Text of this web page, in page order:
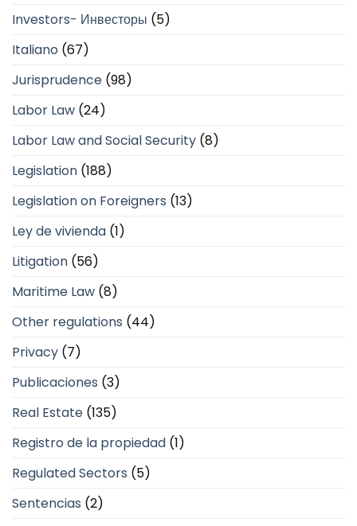
Investors- Инвесторы (5)
Italiano (67)
Jurisprudence (98)
Labor Law (24)
Labor Law and Social Security (8)
Legislation (188)
Legislation on Foreigners (13)
Ley de vivienda (1)
Litigation (56)
Maritime Law (8)
Other regulations (44)
Privacy (7)
Publicaciones (3)
Real Estate (135)
Registro de la propiedad (1)
Regulated Sectors (5)
Sentencias (2)